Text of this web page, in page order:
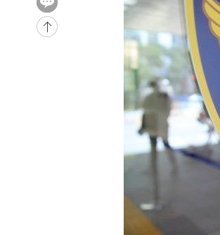
화"
-28718초 전 >
日방위성, 北이 동해로 쏜 발사
-27148초 전 >
[속보] SKT, 에이닷 서비스 장
[속보]합참 "북, 동해상으로 미
'낮 최고 39도' 불볕더위…한밤
[속보]7~9일 프로야구 3연전도
"韓 외환시장 개입 관측 배경엔
'월드컵 탈락 후폭풍' 축구협회
서울 낮 37.9도, 올여름 최고치
[속보]종합특검, 대검 추가 압수
[속보]코스닥, 800p 회복
[속보]코스피, 301.88포인트
[속보]원·달러 환율, 0.7원 내린